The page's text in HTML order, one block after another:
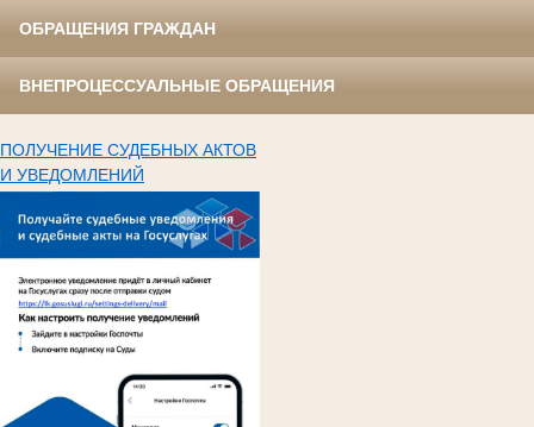
ОБРАЩЕНИЯ ГРАЖДАН
ВНЕПРОЦЕССУАЛЬНЫЕ ОБРАЩЕНИЯ
ПОЛУЧЕНИЕ СУДЕБНЫХ АКТОВ
И УВЕДОМЛЕНИЙ